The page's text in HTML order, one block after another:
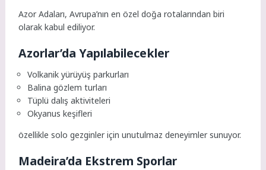
Azor Adaları, Avrupa’nın en özel doğa rotalarından biri
olarak kabul ediliyor.
Azorlar’da Yapılabilecekler
Volkanik yürüyüş parkurları
Balina gözlem turları
Tüplü dalış aktiviteleri
Okyanus keşifleri
özellikle solo gezginler için unutulmaz deneyimler sunuyor.
Madeira’da Ekstrem Sporlar